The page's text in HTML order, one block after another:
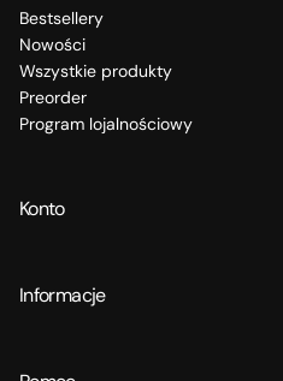
Bestsellery
Nowości
Wszystkie produkty
Preorder
Program lojalnościowy
Konto
Informacje